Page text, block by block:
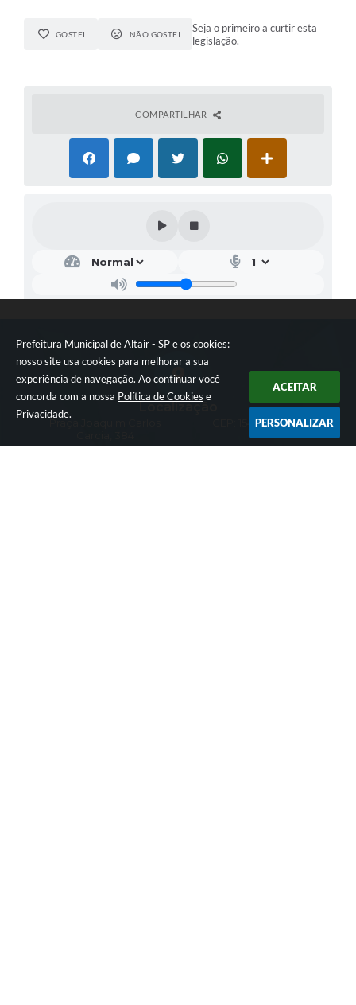
Prefeitura Municipal de Altair - SP e os cookies:
nosso site usa cookies para melhorar a sua
experiência de navegação. Ao continuar você
concorda com a nossa Política de Cookies e
Privacidade.
ACEITAR
PERSONALIZAR
GOSTEI NÃO GOSTEI
Seja o primeiro a curtir esta
legislação.
COMPARTILHAR
Localização
Praça Joaquim Carlos
CEP: 15430-005